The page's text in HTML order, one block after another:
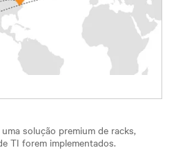
solução premium de racks,
TI forem implementados.